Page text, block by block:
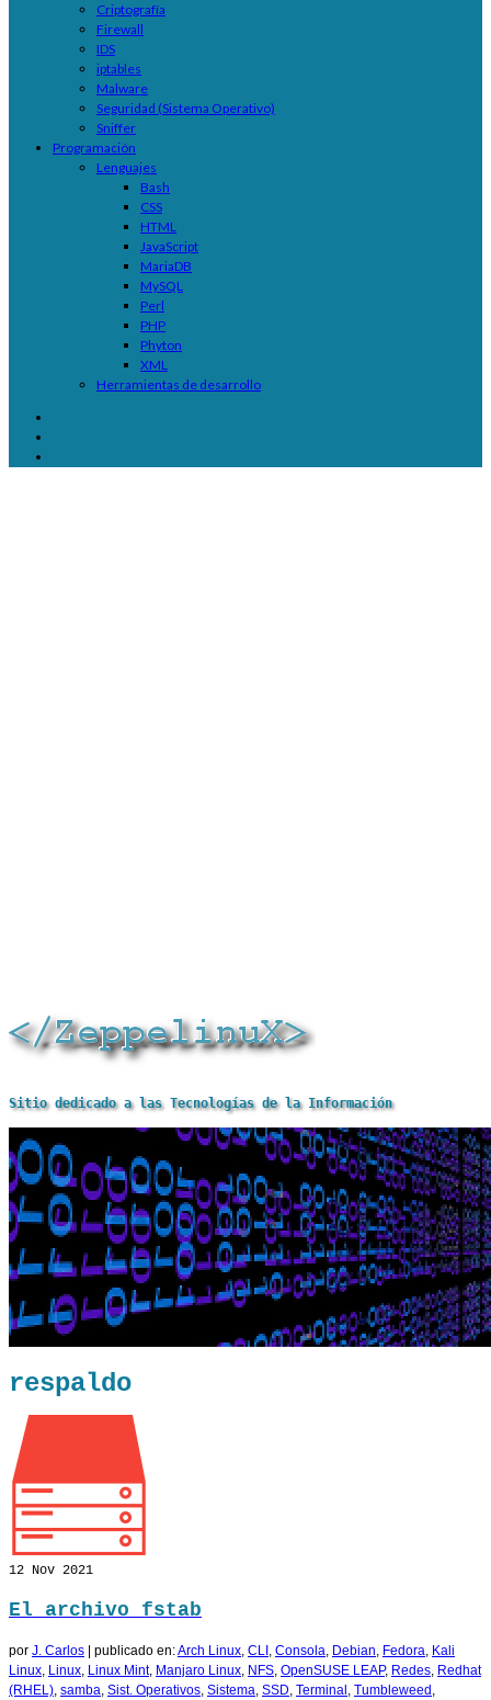
Criptografía
Firewall
IDS
iptables
Malware
Seguridad (Sistema Operativo)
Sniffer
Programación
Lenguajes
Bash
CSS
HTML
JavaScript
MariaDB
MySQL
Perl
PHP
Phyton
XML
Herramientas de desarrollo
Sitio dedicado a las Tecnologías de la Información
respaldo
12 Nov 2021
El archivo fstab
por J. Carlos publicado en:Arch Linux, CLI , Consola, Debian, Fedora, Kali
Linux, Linux, Linux Mint, Manjaro Linux, NFS, OpenSUSE LEAP, Redes, Redhat
(RHEL), samba, Sist. Operativos, Sistema, SSD, Terminal , Tumbleweed ,